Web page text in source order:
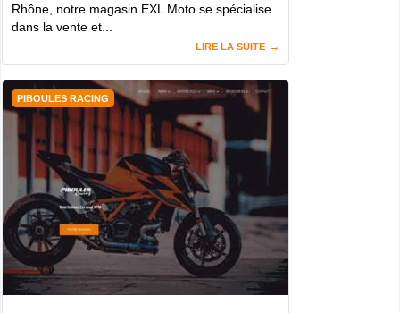
Rhône, notre magasin EXL Moto se spécialise
dans la vente et...
LIRE LA SUITE
PIBOULES RACING